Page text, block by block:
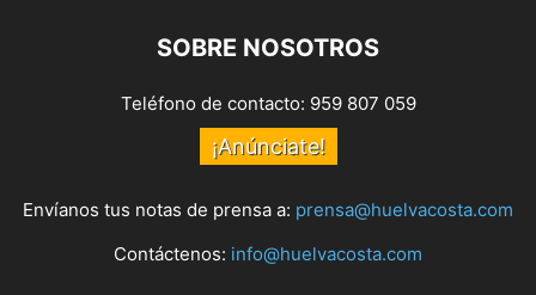
SOBRE NOSOTROS
Teléfono de contacto: 959 807 059
¡Anúnciate!
Envíanos tus notas de prensa a: prensa@huelvacosta.com
Contáctenos: info@huelvacosta.com